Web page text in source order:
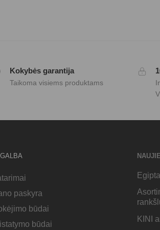
10 +
Tamsus turkis, visiškai nepanašus i
Kokybės garantija
Taikoma visiems produktams
paskyra
būdai
būdai
KINI